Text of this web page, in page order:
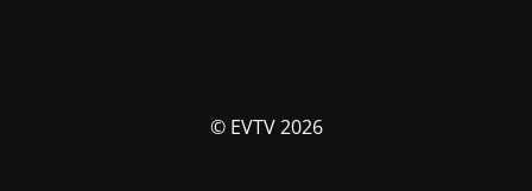
© EVTV 2026